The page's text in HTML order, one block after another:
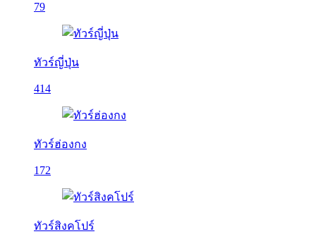
79
ทัวร์ญี่ปุ่น
414
ทัวร์ฮ่องกง
172
ทัวร์สิงคโปร์